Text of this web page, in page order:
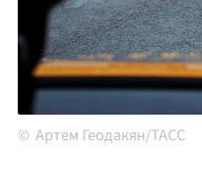
Артем Геодакян/ТАСС